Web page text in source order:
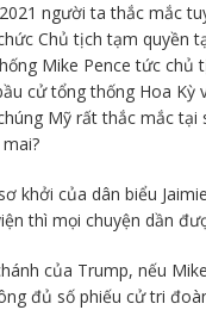
người ta thắc mắc
Chủ tịch tạm quyền
Mike Pence tức
cử tổng thống Hoa Kỳ
Mỹ rất thắc mắc tại
khởi của dân biểu
thì mọi chuyện dần
của Trump, nếu
đủ số phiếu cử tri